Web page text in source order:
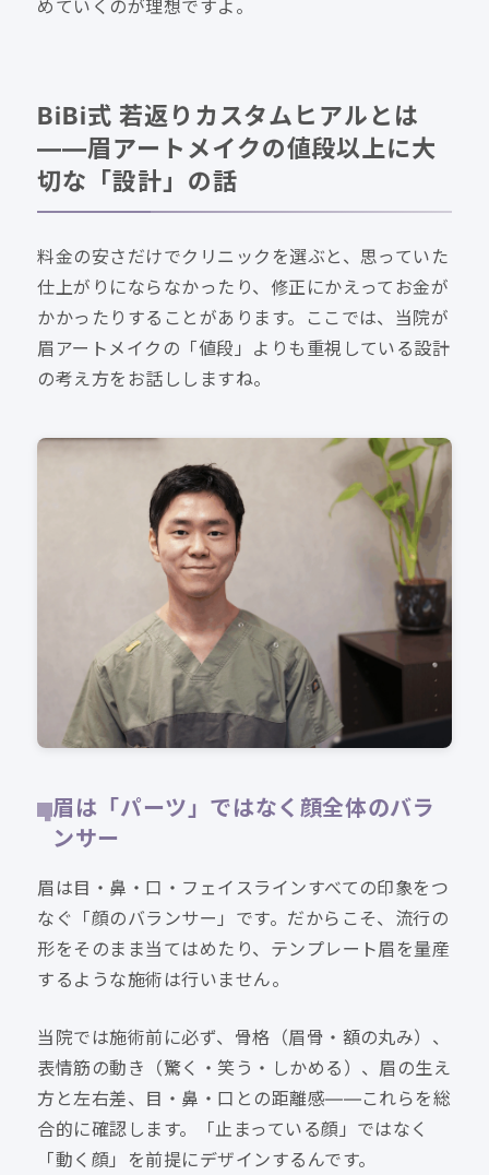
めていくのが理想ですよ。
BiBi式 若返りカスタムヒアルとは
——眉アートメイクの値段以上に大
切な「設計」の話
料金の安さだけでクリニックを選ぶと、思っていた
仕上がりにならなかったり、修正にかえってお金が
かかったりすることがあります。ここでは、当院が
眉アートメイクの「値段」よりも重視している設計
の考え方をお話ししますね。
眉は「パーツ」ではなく顔全体のバラ
ンサー
眉は目・鼻・口・フェイスラインすべての印象をつ
なぐ「顔のバランサー」です。だからこそ、流行の
形をそのまま当てはめたり、テンプレート眉を量産
するような施術は行いません。
当院では施術前に必ず、骨格（眉骨・額の丸み）、
表情筋の動き（驚く・笑う・しかめる）、眉の生え
方と左右差、目・鼻・口との距離感——これらを総
合的に確認します。「止まっている顔」ではなく
「動く顔」を前提にデザインするんです。